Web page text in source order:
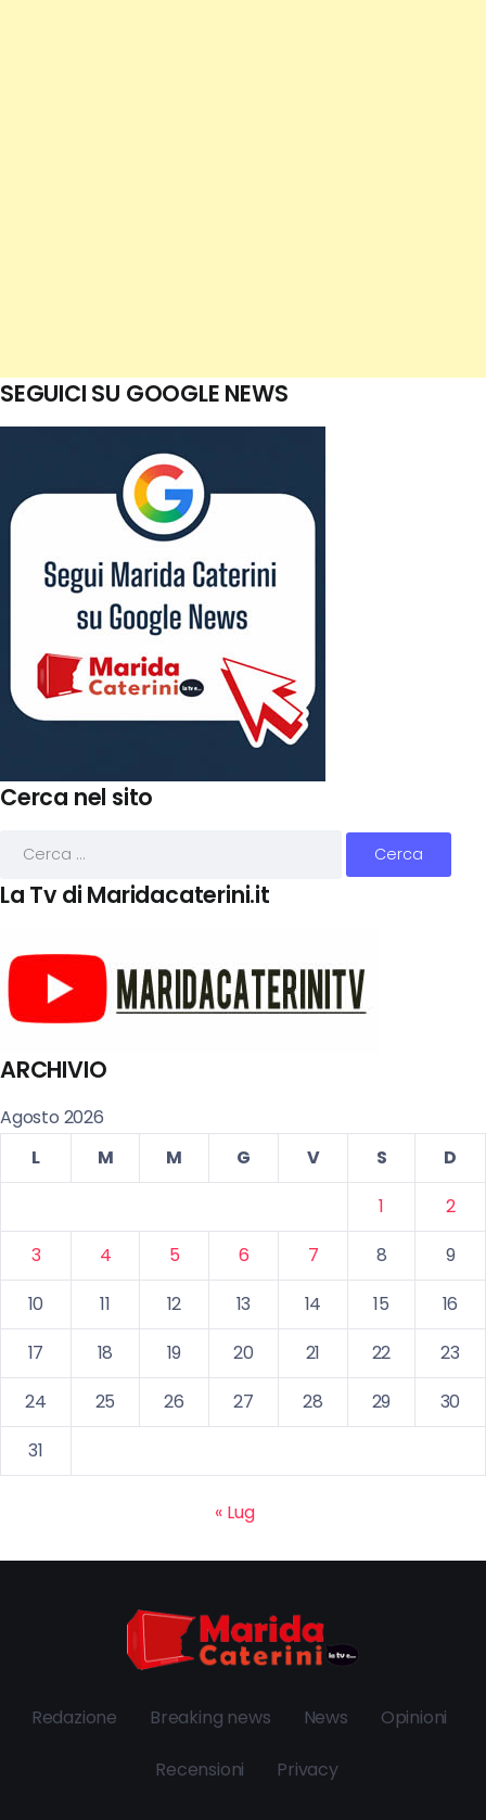
SEGUICI SU GOOGLE NEWS
Cerca nel sito
La Tv di Maridacaterini.it
ARCHIVIO
Agosto 2026
L
M M G V S
D
1
2
3
4 5 6 7 8
9
10
11 12 13 14 15
16
17
18 19 20 21 22
23
24
25 26 27 28 29
30
31
« Lug
Redazione Breaking news News Opinioni
Recensioni Privacy